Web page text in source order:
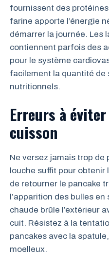
fournissent des
farine apporte l’énergie
démarrer la journée. Les
contiennent parfois des
pour le système
facilement la quantité de
nutritionnels.
Erreurs à
cuisson
Ne versez jamais trop de
louche suffit pour obtenir
de retourner le pancake
l’apparition des bulles
chaude brûle l’extérieur
cuit. Résistez à la
pancakes avec la
moelleux.